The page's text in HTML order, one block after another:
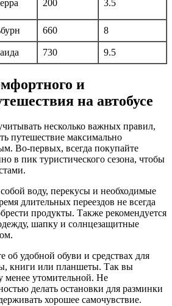
200 3.5
660 8
730 9.5
и
на автобусе
несколько важных правил,
путешествие максимально
Во-первых, всегда покупайте
в пик туристического сезона, чтобы
воду, перекусы и необходимые
длительных переездов не всегда
продукты. Также рекомендуется
шапку и солнцезащитные
об удобной обуви и средствах для
книги или планшеты. Так вы
менее утомительной. Не
делать остановки для разминки
хорошее самочувствие.